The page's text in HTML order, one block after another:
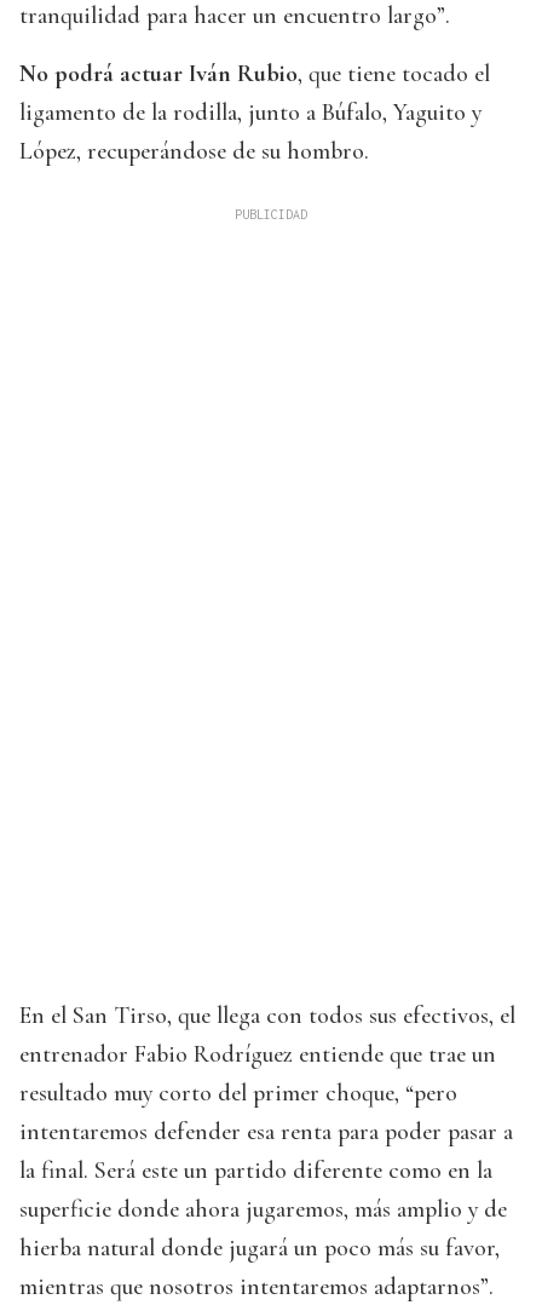
tranquilidad para hacer un encuentro largo”.
No podrá actuar Iván Rubio, que tiene tocado el
ligamento de la rodilla, junto a Búfalo, Yaguito y
López, recuperándose de su hombro.
En el San Tirso, que llega con todos sus efectivos, el
entrenador Fabio Rodríguez entiende que trae un
resultado muy corto del primer choque, “pero
intentaremos defender esa renta para poder pasar a
la final. Será este un partido diferente como en la
superficie donde ahora jugaremos, más amplio y de
hierba natural donde jugará un poco más su favor,
mientras que nosotros intentaremos adaptarnos”.